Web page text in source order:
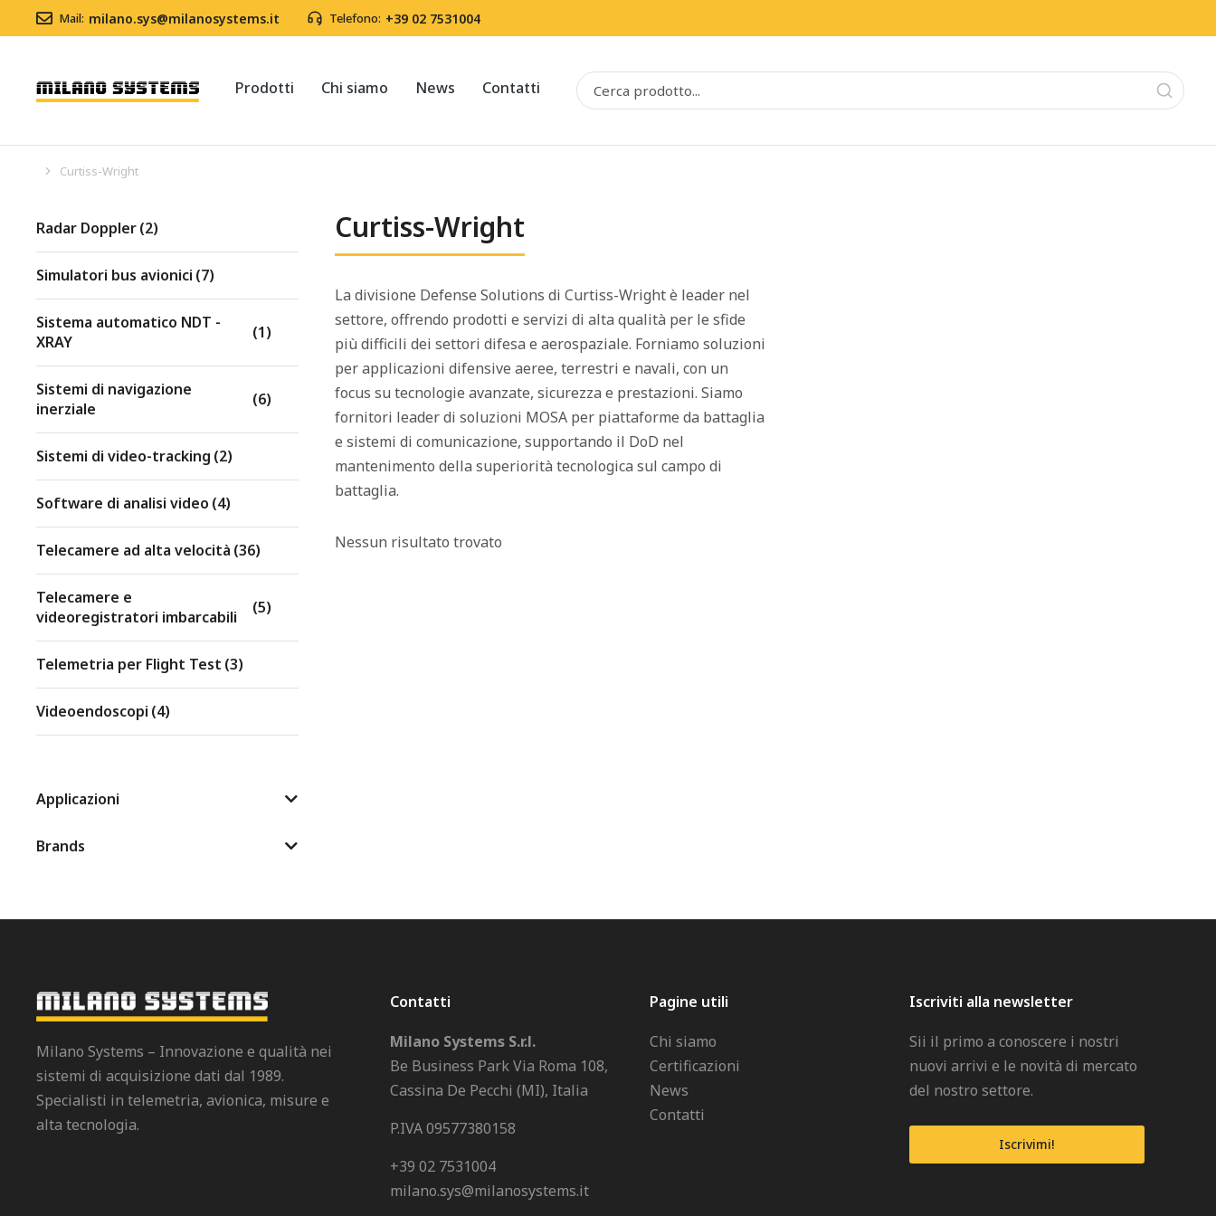
Mail: milano.sys@milanosystems.it Telefono: +39 02 7531004
Prodotti Chi siamo News Contatti
Tu sei qui:
Curtiss-Wright
Radar Doppler(2)
Simulatori bus avionici (7)
Sistema automatico NDT -
XRAY
(1)
Sistemi di navigazione
inerziale
(6)
Sistemi di video-tracking (2)
Software di analisi video (4)
Telecamere ad alta velocità (36)
Telecamere e
videoregistratori imbarcabili
(5)
Telemetria per Flight Test (3)
Videoendoscopi (4)
Applicazioni
Brands
Curtiss-Wright
La divisione Defense Solutions di Curtiss-Wright è leader nel
settore, offrendo prodotti e servizi di alta qualità per le sfide
più difficili dei settori difesa e aerospaziale. Forniamo soluzioni
per applicazioni difensive aeree, terrestri e navali, con un
focus su tecnologie avanzate, sicurezza e prestazioni. Siamo
fornitori leader di soluzioni MOSA per piattaforme da battaglia
e sistemi di comunicazione, supportando il DoD nel
mantenimento della superiorità tecnologica sul campo di
battaglia.
Nessun risultato trovato
Milano Systems – Innovazione e qualità nei
sistemi di acquisizione dati dal 1989.
Specialisti in telemetria, avionica, misure e
alta tecnologia.
Contatti
Milano Systems S.r.l.
Be Business Park Via Roma 108,
Cassina De Pecchi (MI), Italia
P.IVA 09577380158
+39 02 7531004
milano.sys@milanosystems.it
Pagine utili
Chi siamo
Certificazioni
News
Contatti
Iscriviti alla newsletter
Sii il primo a conoscere i nostri
nuovi arrivi e le novità di mercato
del nostro settore.
Iscrivimi!